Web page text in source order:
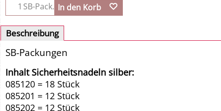
SB-Pack. In den Korb
Beschreibung
SB-Packungen
Inhalt Sicherheitsnadeln silber:
085120 = 18 Stück
085201 = 12 Stück
085202 = 12 Stück